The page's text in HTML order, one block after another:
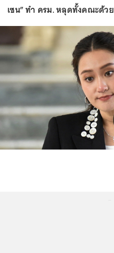
เซน” ทำ ครม. หลุดทั้งคณะด้วย